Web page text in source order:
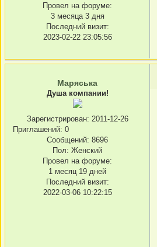
Провел на форуме:
3 месяца 3 дня
Последний визит:
2023-02-22 23:05:56
Маряська
Душа компании!
Зарегистрирован: 2011-12-26
Приглашений: 0
Сообщений: 8696
Пол: Женский
Провел на форуме:
1 месяц 19 дней
Последний визит:
2022-03-06 10:22:15